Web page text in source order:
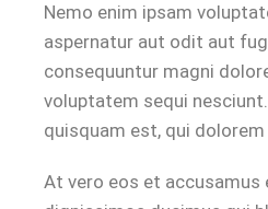
Nemo enim ipsam
aspernatur aut odit aut
consequuntur magni
voluptatem sequi
quisquam est, qui
At vero eos et